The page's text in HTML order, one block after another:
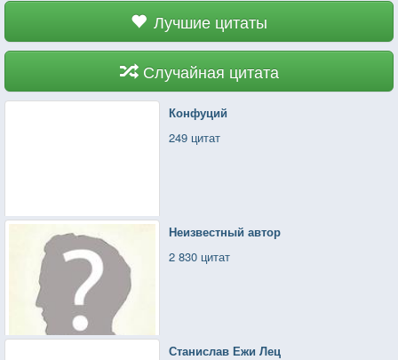
Лучшие цитаты
Случайная цитата
Конфуций
249 цитат
Неизвестный автор
2 830 цитат
Станислав Ежи Лец